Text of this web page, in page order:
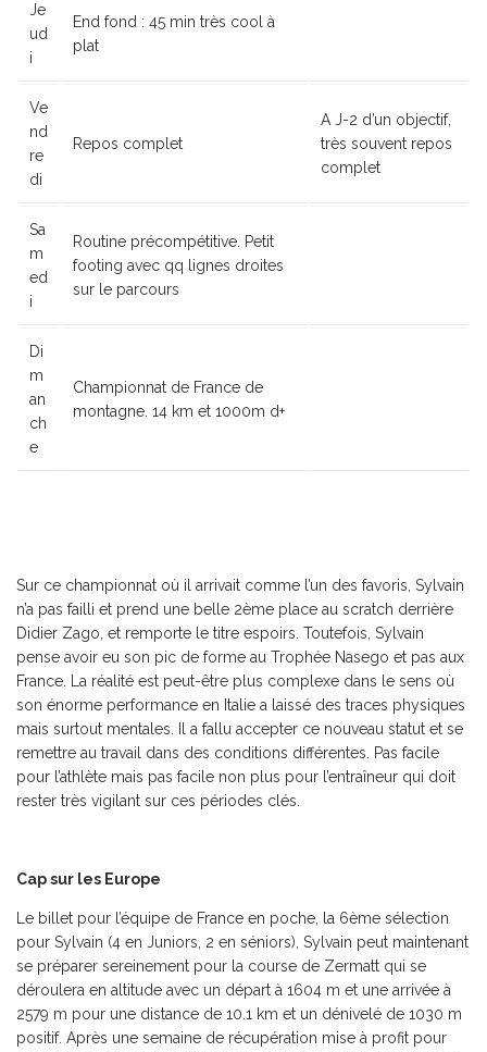
Je
ud
i
End fond : 45 min très cool à
plat
Ve
nd
re
di
Repos complet
A J-2 d’un objectif,
très souvent repos
complet
Sa
m
ed
i
Routine précompétitive. Petit
footing avec qq lignes droites
sur le parcours
Di
m
an
ch
e
Championnat de France de
montagne. 14 km et 1000m d+
Sur ce championnat où il arrivait comme l’un des favoris, Sylvain
n’a pas failli et prend une belle 2ème place au scratch derrière
Didier Zago, et remporte le titre espoirs. Toutefois, Sylvain
pense avoir eu son pic de forme au Trophée Nasego et pas aux
France. La réalité est peut-être plus complexe dans le sens où
son énorme performance en Italie a laissé des traces physiques
mais surtout mentales. Il a fallu accepter ce nouveau statut et se
remettre au travail dans des conditions différentes. Pas facile
pour l’athlète mais pas facile non plus pour l’entraîneur qui doit
rester très vigilant sur ces périodes clés.
Cap sur les Europe
Le billet pour l’équipe de France en poche, la 6ème sélection
pour Sylvain (4 en Juniors, 2 en séniors), Sylvain peut maintenant
se préparer sereinement pour la course de Zermatt qui se
déroulera en altitude avec un départ à 1604 m et une arrivée à
2579 m pour une distance de 10.1 km et un dénivelé de 1030 m
positif. Après une semaine de récupération mise à profit pour